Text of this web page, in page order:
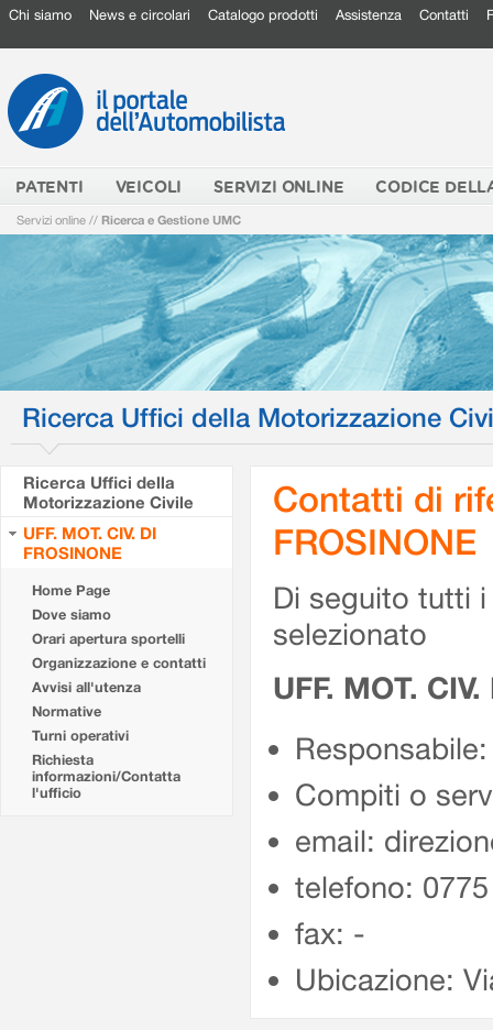
Chi siamo News e circolari Catalogo prodotti Assistenza Contatti
PATENTI VEICOLI SERVIZI ONLINE CODICE
Servizi online // Ricerca e Gestione UMC
Ricerca Uffici della Motorizzazione
Ricerca Uffici della
Motorizzazione Civile
UFF. MOT. CIV. DI
FROSINONE
Home Page
Dove siamo
Orari apertura sportelli
Organizzazione e contatti
Avvisi all'utenza
Normative
Turni operativi
Richiesta
informazioni/Contatta
l'ufficio
Contatti di
FROSINONE
Di seguito tutti
selezionato
UFF. MOT.
Compiti o
email:
telefono:
fax: -
Ubicazione: